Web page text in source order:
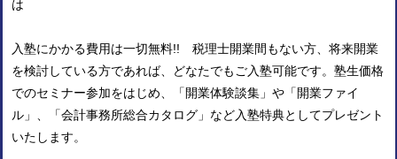
は
入塾にかかる費用は一切無料!! 税理士開業間もない方、将来開業
を検討している方であれば、どなたでもご入塾可能です。塾生価格
でのセミナー参加をはじめ、「開業体験談集」や「開業ファイ
ル」、「会計事務所総合カタログ」など入塾特典としてプレゼント
いたします。